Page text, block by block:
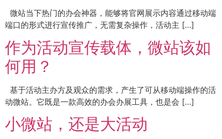
微站当下热门的办会神器，能够将官网展示内容通过移动端
端口的形式进行宣传推广，无需复杂操作，活动主 […]
作为活动宣传载体，微站该如
何用？
基于活动主办方及观众的需求，产生了可从移动端操作的活
动微站。它既是一款高效的办会办展工具，也是会 […]
小微站，还是大活动